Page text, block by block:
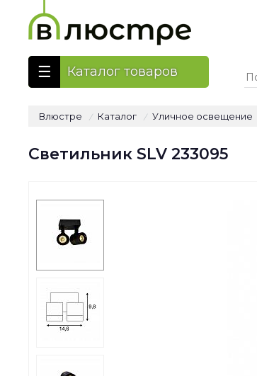
Каталог товаров
Влюстре / Каталог / Уличное освещение
Светильник SLV 233095